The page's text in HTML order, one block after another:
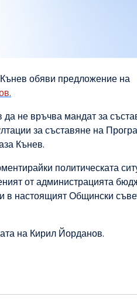
обяви предложение на
не връчва мандат за
за съставяне на
Кънев.
политическата
от администрацията
в настоящият Общински
на Кирил Йорданов.